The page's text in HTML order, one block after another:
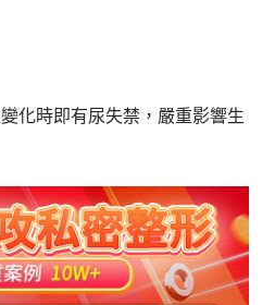
化時即有尿失禁，嚴重影響生